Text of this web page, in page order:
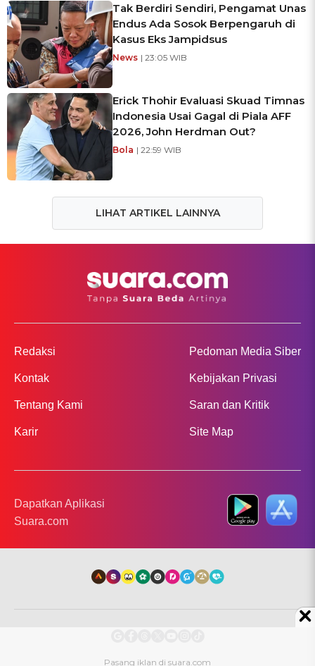
Tak Berdiri Sendiri, Pengamat Unas
Endus Ada Sosok Berpengaruh di
Kasus Eks Jampidsus
News | 23:05 WIB
Erick Thohir Evaluasi Skuad Timnas
Indonesia Usai Gagal di Piala AFF
2026, John Herdman Out?
Bola | 22:59 WIB
LIHAT ARTIKEL LAINNYA
Redaksi
Kontak
Tentang Kami
Karir
Pedoman Media Siber
Kebijakan Privasi
Saran dan Kritik
Site Map
Dapatkan Aplikasi
Suara.com